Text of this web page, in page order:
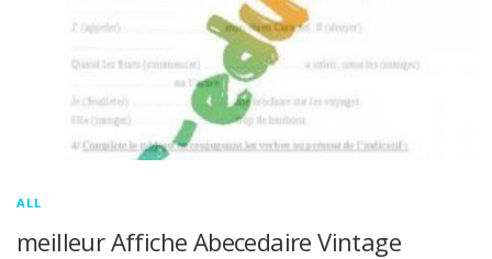
ALL
meilleur Affiche Abecedaire Vintage